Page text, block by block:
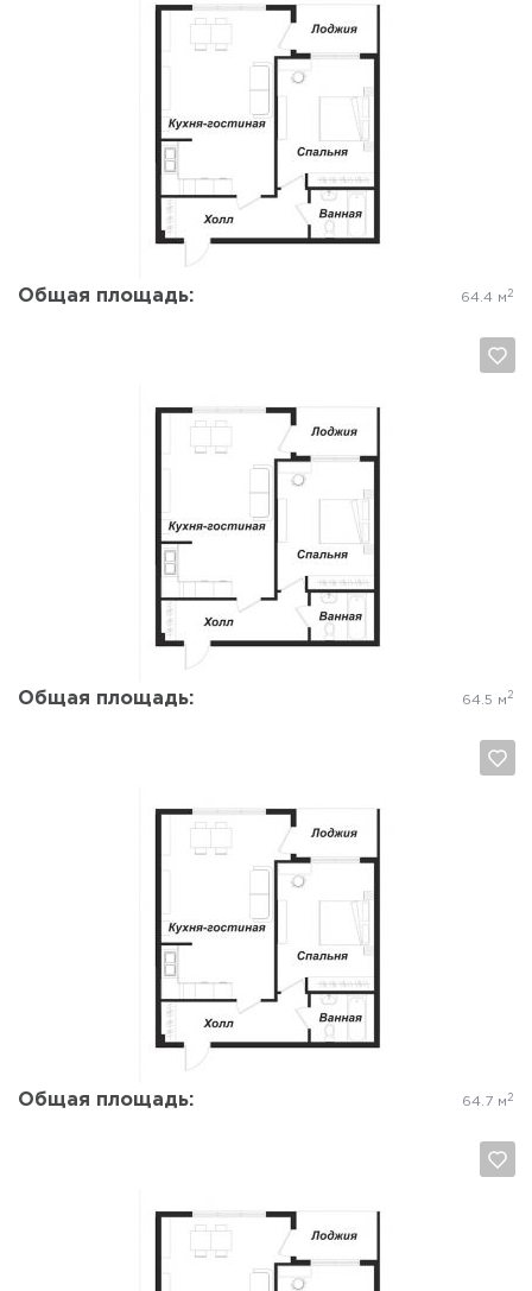
Общая площадь: 64.4 м 2
Общая площадь: 64.5 м 2
Общая площадь: 64.7 м 2